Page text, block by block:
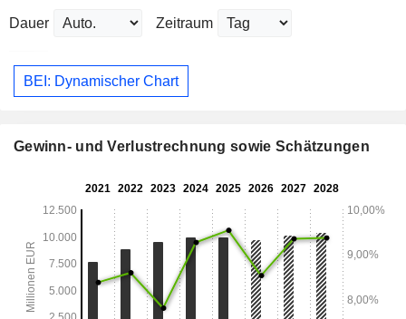
Dauer Zeitraum
BEI: Dynamischer Chart
Gewinn- und Verlustrechnung sowie Schätzungen